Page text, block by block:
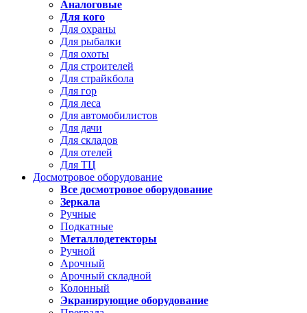
Аналоговые
Для кого
Для охраны
Для рыбалки
Для охоты
Для строителей
Для страйкбола
Для гор
Для леса
Для автомобилистов
Для дачи
Для складов
Для отелей
Для ТЦ
Досмотровое оборудование
Все досмотровое оборудование
Зеркала
Ручные
Подкатные
Металлодетекторы
Ручной
Арочный
Арочный складной
Колонный
Экранирующие оборудование